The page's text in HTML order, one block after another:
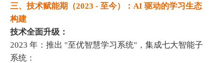
三、技术赋能期（2023 - 至今）：AI 驱动的学习生态
构建
技术全面升级：
2023 年：推出 "至优智慧学习系统"，集成七大智能子
系统：